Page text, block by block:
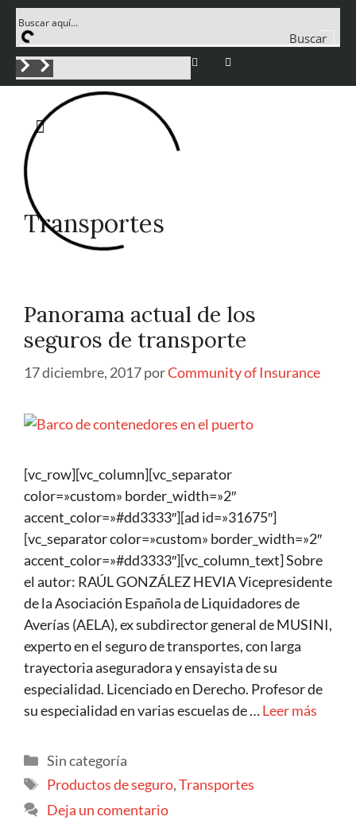
Buscar
Transportes
Panorama actual de los
seguros de transporte
17 diciembre, 2017porCommunity of Insurance
[vc_row][vc_column][vc_separator
color=»custom» border_width=»2″
accent_color=»#dd3333″][ad id=»31675″]
[vc_separator color=»custom» border_width=»2″
accent_color=»#dd3333″][vc_column_text] Sobre
el autor: RAÚL GONZÁLEZ HEVIA Vicepresidente
de la Asociación Española de Liquidadores de
Averías (AELA), ex subdirector general de MUSINI,
experto en el seguro de transportes, con larga
trayectoria aseguradora y ensayista de su
especialidad. Licenciado en Derecho. Profesor de
su especialidad en varias escuelas de …Leer más
Sin categoría
Productos de seguro,Transportes
Deja un comentario